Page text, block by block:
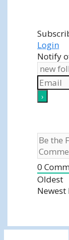
Login
Notify
0
Oldest
Newest